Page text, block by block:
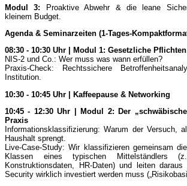
Modul 3: Proaktive Abwehr & die leane
kleinem Budget.
Agenda & Seminarzeiten (1-Tages-
08:30 - 10:30 Uhr | Modul 1: Gesetzliche
NIS-2 und Co.: Wer muss was wann erfüllen?
Praxis-Check: Rechtssichere
Institution.
10:30 - 10:45 Uhr | Kaffeepause & Networking
10:45 - 12:30 Uhr | Modul 2: Der
Praxis
Informationsklassifizierung: Warum der Versuch,
Haushalt sprengt.
Live-Case-Study: Wir klassifizieren gemeinsam
Klassen eines typischen Mittelständlers
Konstruktionsdaten, HR-Daten) und leiten
Security wirklich investiert werden muss